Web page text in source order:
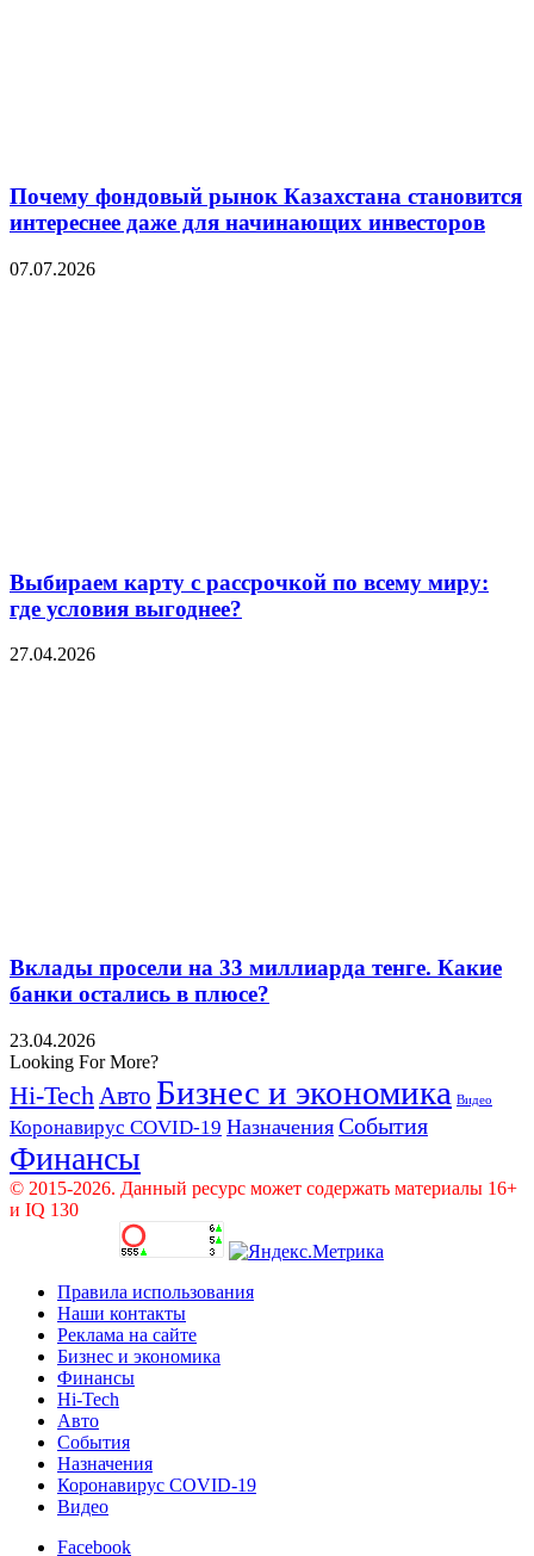
Почему фондовый рынок Казахстана становится
интереснее даже для начинающих инвесторов
07.07.2026
Выбираем карту с рассрочкой по всему миру:
где условия выгоднее?
27.04.2026
Вклады просели на 33 миллиарда тенге. Какие
банки остались в плюсе?
23.04.2026
Looking For More?
Hi-Tech Авто Бизнес и экономика Видео
Коронавирус COVID-19 Назначения События
Финансы
© 2015-2026. Данный ресурс может содержать материалы 16+
и IQ 130
Правила использования
Наши контакты
Реклама на сайте
Бизнес и экономика
Финансы
Hi-Tech
Авто
События
Назначения
Коронавирус COVID-19
Видео
Facebook